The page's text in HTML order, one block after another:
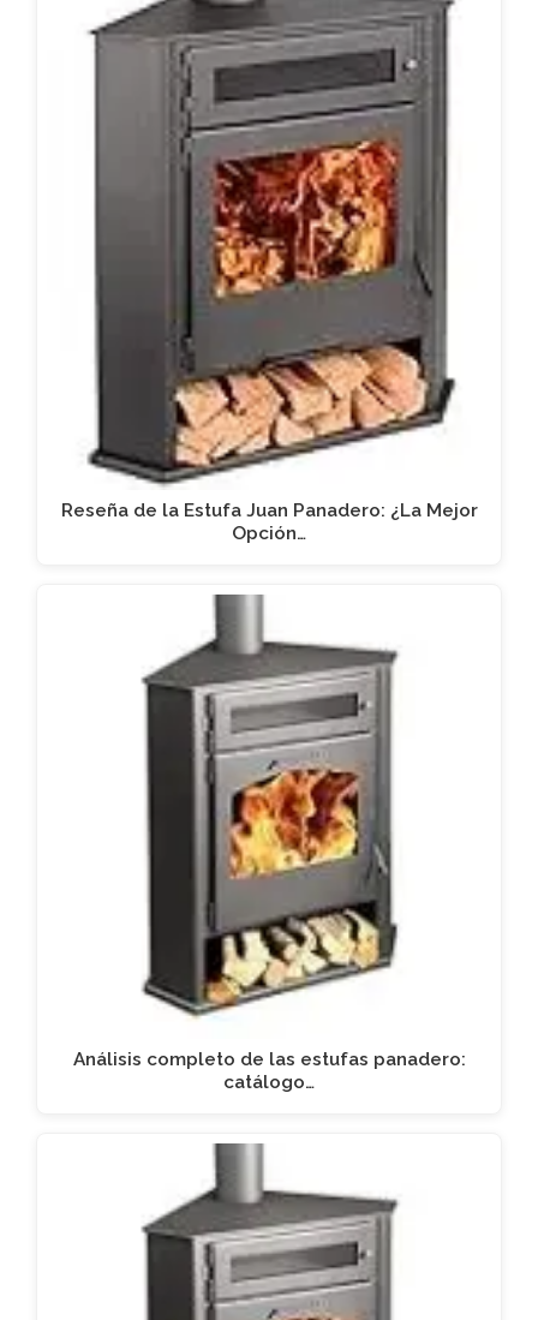
Reseña de la Estufa Juan Panadero: ¿La Mejor
Opción…
Análisis completo de las estufas panadero:
catálogo…